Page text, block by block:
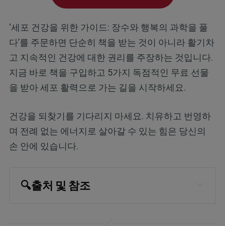
‘세포 건강을 위한 가이드: 장수와 행복의 과학을 풀
다’를 주문하면 단순히 책을 받는 것이 아니라 활기차
고 지속적인 건강에 대한 권리를 주장하는 것입니다.
지금 바로 책을 구입하고 5가지 독점적인 무료 선물
을 받아 세포 활력으로 가는 길을 시작하세요.
건강을 되찾기를 기다리지 마세요. 치유하고 번영하
며 전례 없는 에너지로 살아갈 수 있는 힘은 당신의
손 안에 있습니다.
🔍출처 및 참조